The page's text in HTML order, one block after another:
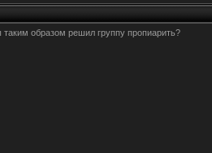
образом решил группу пропиарить?